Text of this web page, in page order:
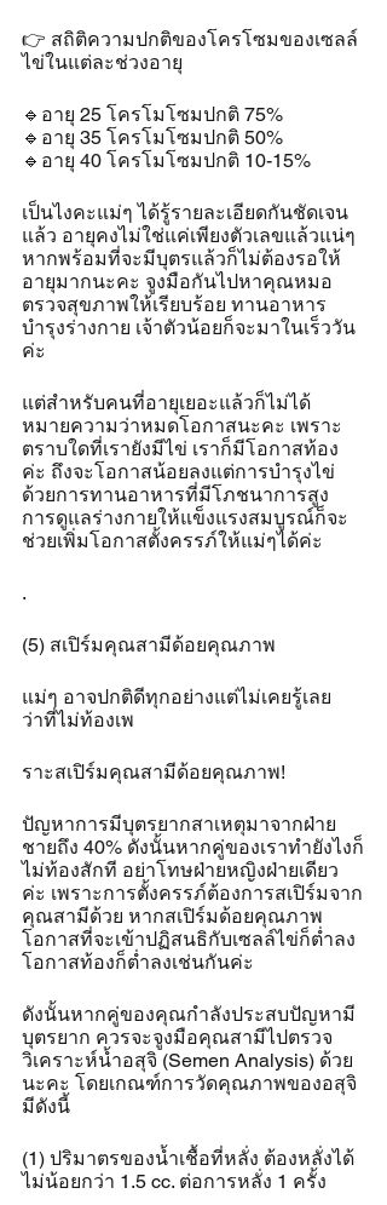
👉 สถิติความปกติของโครโซมของเซลล์
ไข่ในแต่ละช่วงอายุ
🔹️อายุ 25 โครโมโซมปกติ 75%
🔹️อายุ 35 โครโมโซมปกติ 50%
🔹️อายุ 40 โครโมโซมปกติ 10-15%
เป็นไงคะแม่ๆ ได้รู้รายละเอียดกันชัดเจน
แล้ว อายุคงไม่ใช่แค่เพียงตัวเลขแล้วแน่ๆ
หากพร้อมที่จะมีบุตรแล้วก็ไม่ต้องรอให้
อายุมากนะคะ จูงมือกันไปหาคุณหมอ
ตรวจสุขภาพให้เรียบร้อย ทานอาหาร
บำรุงร่างกาย เจ้าตัวน้อยก็จะมาในเร็ววัน
ค่ะ
แต่สำหรับคนที่อายุเยอะแล้วก็ไม่ได้
หมายความว่าหมดโอกาสนะคะ เพราะ
ตราบใดที่เรายังมีไข่ เราก็มีโอกาสท้อง
ค่ะ ถึงจะโอกาสน้อยลงแต่การบำรุงไข่
ด้วยการทานอาหารที่มีโภชนาการสูง
การดูแลร่างกายให้แข็งแรงสมบูรณ์ก็จะ
ช่วยเพิ่มโอกาสตั้งครรภ์ให้แม่ๆได้ค่ะ
.
(5) สเปิร์มคุณสามีด้อยคุณภาพ
แม่ๆ อาจปกติดีทุกอย่างแต่ไม่เคยรู้เลย
ว่าที่ไม่ท้องเพ
ราะสเปิร์มคุณสามีด้อยคุณภาพ!
ปัญหาการมีบุตรยากสาเหตุมาจากฝ่าย
ชายถึง 40% ดังนั้นหากคู่ของเราทำยังไงก็
ไม่ท้องสักที อย่าโทษฝ่ายหญิงฝ่ายเดียว
ค่ะ เพราะการตั้งครรภ์ต้องการสเปิร์มจาก
คุณสามีด้วย หากสเปิร์มด้อยคุณภาพ
โอกาสที่จะเข้าปฏิสนธิกับเซลล์ไข่ก็ต่ำลง
โอกาสท้องก็ต่ำลงเช่นกันค่ะ
ดังนั้นหากคู่ของคุณกำลังประสบปัญหามี
บุตรยาก ควรจะจูงมือคุณสามีไปตรวจ
วิเคราะห์น้ำอสุจิ (Semen Analysis) ด้วย
นะคะ โดยเกณฑ์การวัดคุณภาพของอสุจิ
มีดังนี้
(1) ปริมาตรของน้ำเชื้อที่หลั่ง ต้องหลั่งได้
ไม่น้อยกว่า 1.5 cc. ต่อการหลั่ง 1 ครั้ง